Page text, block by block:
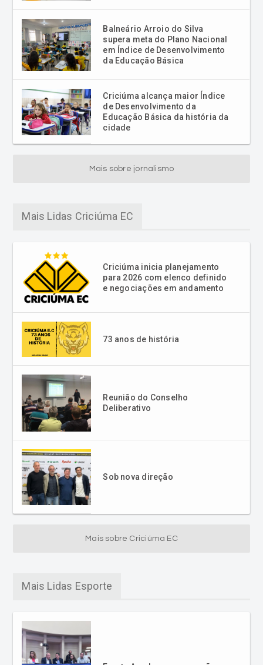
Balneário Arroio do Silva
supera meta do Plano Nacional
em Índice de Desenvolvimento
da Educação Básica
Criciúma alcança maior Índice
de Desenvolvimento da
Educação Básica da história da
cidade
Mais sobre jornalismo
Mais Lidas Criciúma EC
Criciúma inicia planejamento
para 2026 com elenco definido
e negociações em andamento
73 anos de história
Reunião do Conselho
Deliberativo
Sob nova direção
Mais sobre Criciúma EC
Mais Lidas Esporte